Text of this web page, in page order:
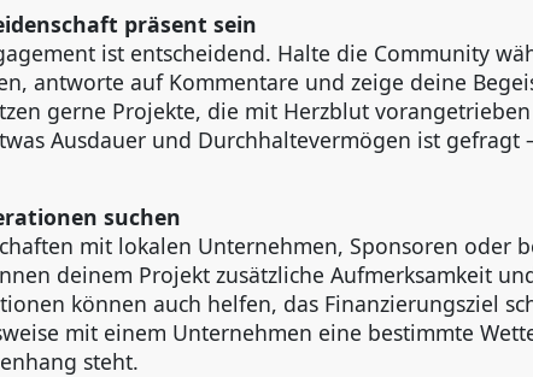
präsent sein
ist entscheidend. Halte die Community
antworte auf Kommentare und zeige deine
gerne Projekte, die mit Herzblut
Ausdauer und Durchhaltevermögen ist gefragt
suchen
mit lokalen Unternehmen, Sponsoren oder
deinem Projekt zusätzliche Aufmerksamkeit
können auch helfen, das Finanzierungsziel
mit einem Unternehmen eine bestimmte
steht.